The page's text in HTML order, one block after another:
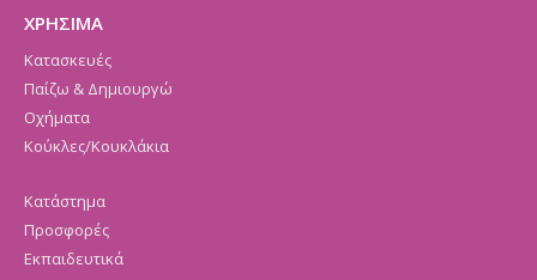
ΧΡΗΣΙΜΑ
Κατασκευές
Παίζω & Δημιουργώ
Οχήματα
Κούκλες/Κουκλάκια
Κατάστημα
Προσφορές
Εκπαιδευτικά